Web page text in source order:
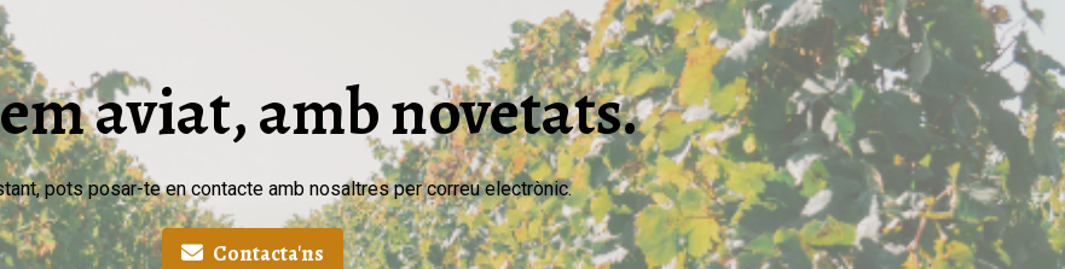
aviat, amb novetats.
pots posar-te en contacte amb nosaltres per correu electrònic.
Contacta'ns